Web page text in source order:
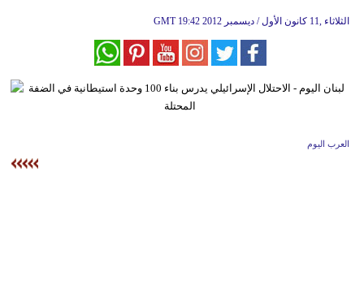
ديكور
GMT 19:42 2012 الثلاثاء ,11 كانون الأول / ديسمبر
العرب اليوم